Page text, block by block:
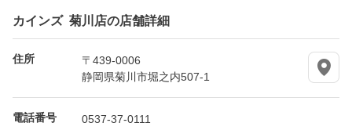
カインズ 菊川店の店舗詳細
住所
〒439-0006
静岡県菊川市堀之内507-1
電話番号 0537-37-0111